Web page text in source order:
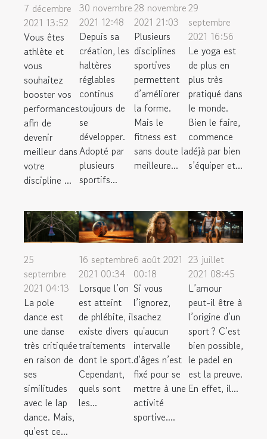
7 décembre
2021 13:52
Vous êtes
athlète et
vous
souhaitez
booster vos
performances
afin de
devenir
meilleur dans
votre
discipline ...
30 novembre
2021 12:48
Depuis sa
création, les
haltères
réglables
continus
toujours de
se
développer.
Adopté par
plusieurs
sportifs...
28 novembre
2021 21:03
Plusieurs
disciplines
sportives
permettent
d’améliorer
la forme.
Mais le
fitness est
sans doute la
meilleure...
29
septembre
2021 16:56
Le yoga est
de plus en
plus très
pratiqué dans
le monde.
Bien le faire,
commence
déjà par bien
s’équiper et...
25
septembre
2021 04:13
La pole
dance est
une danse
très critiquée
en raison de
ses
similitudes
avec le lap
dance. Mais,
qu’est ce...
16 septembre
2021 00:34
Lorsque l’on
est atteint
de phlébite, il
existe divers
traitements
dont le sport.
Cependant,
quels sont
les...
6 août 2021
00:18
Si vous
l’ignorez,
sachez
qu'aucun
intervalle
d’âges n’est
fixé pour se
mettre à une
activité
sportive....
23 juillet
2021 08:45
L’amour
peut-il être à
l’origine d’un
sport ? C’est
bien possible,
le padel en
est la preuve.
En effet, il...